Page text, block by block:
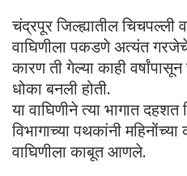
चंद्रपूर जिल्ह्यातील चिचपल्ली
वाघिणीला पकडणे अत्यंत
कारण ती गेल्या काही
धोका बनली होती.
या वाघिणीने त्या भागात दहशत
विभागाच्या पथकांनी
वाघिणीला काबूत आणले.